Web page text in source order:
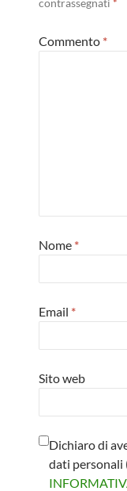
contrassegnati *
Commento *
Nome *
Email *
Sito web
Dichiaro di
dati personali